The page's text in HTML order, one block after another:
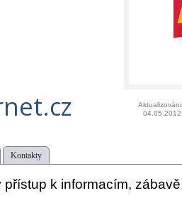
04.05.2012
Kontakty
přístup k informacím,